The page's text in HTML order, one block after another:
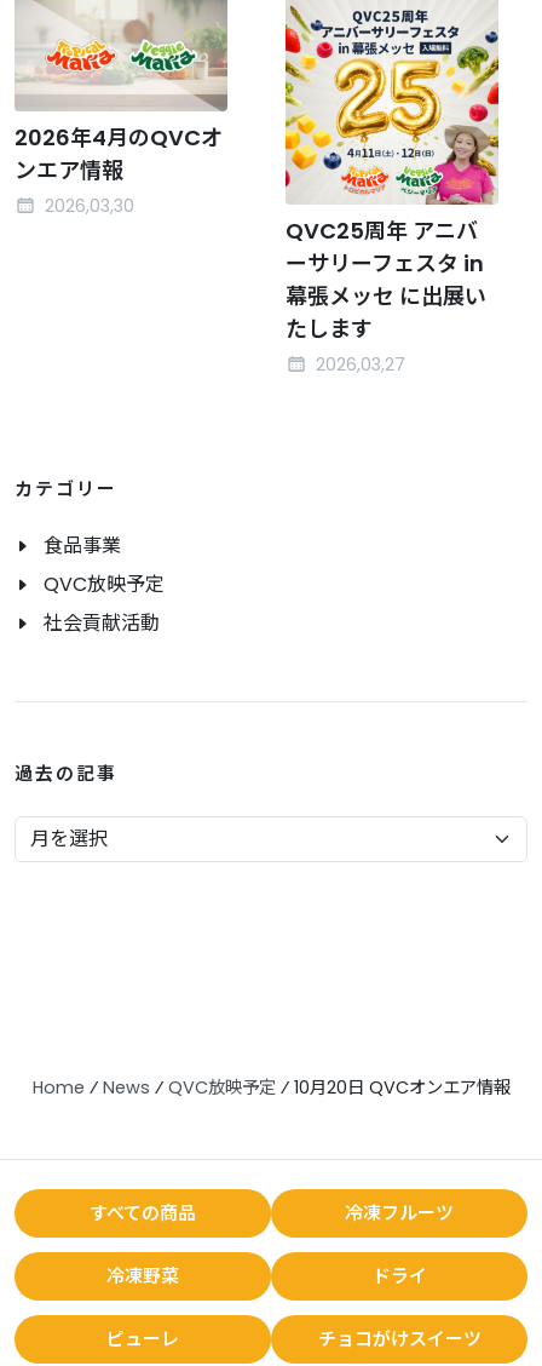
2026年4月のQVCオ
ンエア情報
2026,03,30
QVC25周年 アニバ
ーサリーフェスタ in
幕張メッセ に出展い
たします
2026,03,27
カテゴリー
食品事業
QVC放映予定
社会貢献活動
過去の記事
Home ⁄ News ⁄ QVC放映予定⁄ 10月20日 QVCオンエア情報
すべての商品 冷凍フルーツ
冷凍野菜 ドライ
ピューレ チョコがけスイーツ